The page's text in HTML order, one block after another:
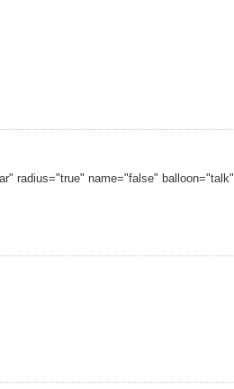
radius="true" name="false" balloon="talk"